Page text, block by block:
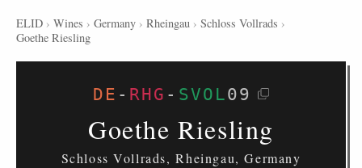
ELID › Wines › Germany › Rheingau › Schloss Vollrads ›
Goethe Riesling
DE - RHG - SVOL09
Goethe Riesling
Schloss Vollrads, Rheingau, Germany